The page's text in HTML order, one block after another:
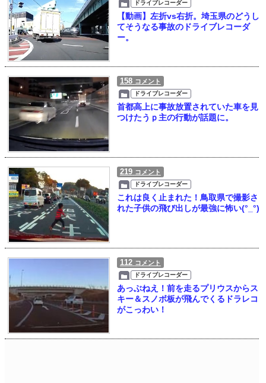
ドライブレコーダー
【動画】左折vs右折。埼玉県のどうし
てそうなる事故のドライブレコーダ
ー。
158 コメント
ドライブレコーダー
首都高上に事故放置されていた車を見
つけたうｐ主の行動が話題に。
219 コメント
ドライブレコーダー
これは良く止まれた！鳥取県で撮影さ
れた子供の飛び出しが最強に怖い(°_°)
112 コメント
ドライブレコーダー
あっぶねえ！前を走るプリウスからス
キー＆スノボ板が飛んでくるドラレコ
がこっわい！